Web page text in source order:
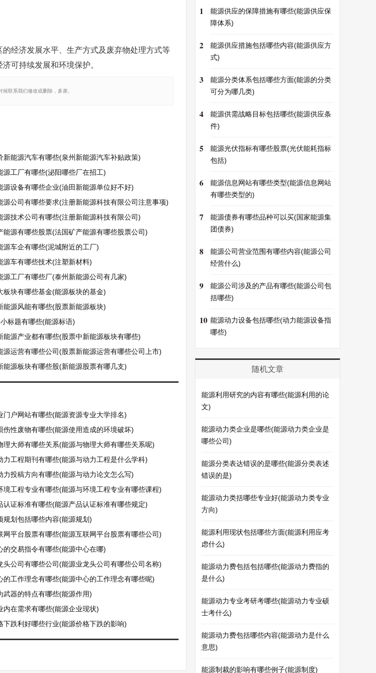
经济发展水平、生产方式及废弃物处理方式等
可持续发展和环境保护。
联系我们修改或删除，多谢。
新能源汽车有哪些(泉州新能源汽车补贴政策)
源工厂有哪些(泌阳哪些厂在招工)
源设备有哪些企业(油田新能源单位好不好)
源公司有哪些要求(注册新能源科技有限公司注意事项)
源技术公司有哪些(注册新能源科技有限公司)
能源有哪些股票(法国矿产能源有哪些股票公司)
源车企有哪些(泥城附近的工厂)
源车有哪些技术(注塑新材料)
源工厂有哪些厂(泰州新能源公司有几家)
板块有哪些基金(能源板块的基金)
能源风能有哪些(股票新能源板块)
标题有哪些(能源标语)
能源产业都有哪些(股票中新能源板块有哪些)
源运营有哪些公司(股票新能源运营有哪些公司上市)
能源板块有哪些股(新能源股票有哪几支)
门户网站有哪些(能源资源专业大学排名)
伤性废物有哪些(能源使用造成的环境破坏)
理大师有哪些关系(能源与物理大师有哪些关系呢)
力工程期刊有哪些(能源与动力工程是什么学科)
力投稿方向有哪些(能源与动力论文怎么写)
境工程专业有哪些(能源与环境工程专业有哪些课程)
认证标准有哪些(能源产品认证标准有哪些规定)
规划包括哪些内容(能源规划)
网平台股票有哪些(能源互联网平台股票有哪些公司)
的交易指令有哪些(能源中心在哪)
头公司有哪些公司(能源业龙头公司有哪些公司名称)
的工作理念有哪些(能源中心的工作理念有哪些呢)
武器的特点有哪些(能源作用)
内在需求有哪些(能源企业现状)
下跌利好哪些行业(能源价格下跌的影响)
1
能源供应的保障措施有哪些(能源供应保
障体系)
2
能源供应措施包括哪些内容(能源供应方
式)
3
能源分类体系包括哪些方面(能源的分类
可分为哪几类)
4
能源供需战略目标包括哪些(能源供应条
件)
5
能源光伏指标有哪些股票(光伏能耗指标
包括)
6
能源信息网站有哪些类型(能源信息网站
有哪些类型的)
7
能源债券有哪些品种可以买(国家能源集
团债券)
8
能源公司营业范围有哪些内容(能源公司
经营什么)
9
能源公司涉及的产品有哪些(能源公司包
括哪些)
10 能源动力设备包括哪些(动力能源设备指
哪些)
随机文章
能源利用研究的内容有哪些(能源利用的论
文)
能源动力类企业是哪些(能源动力类企业是
哪些公司)
能源分类表达错误的是哪些(能源分类表述
错误的是)
能源动力类括哪些专业好(能源动力类专业
方向)
能源利用现状包括哪些方面(能源利用应考
虑什么)
能源动力费包括包括哪些(能源动力费指的
是什么)
能源动力专业考研考哪些(能源动力专业硕
士考什么)
能源动力费包括哪些内容(能源动力是什么
意思)
能源制裁的影响有哪些例子(能源制度)